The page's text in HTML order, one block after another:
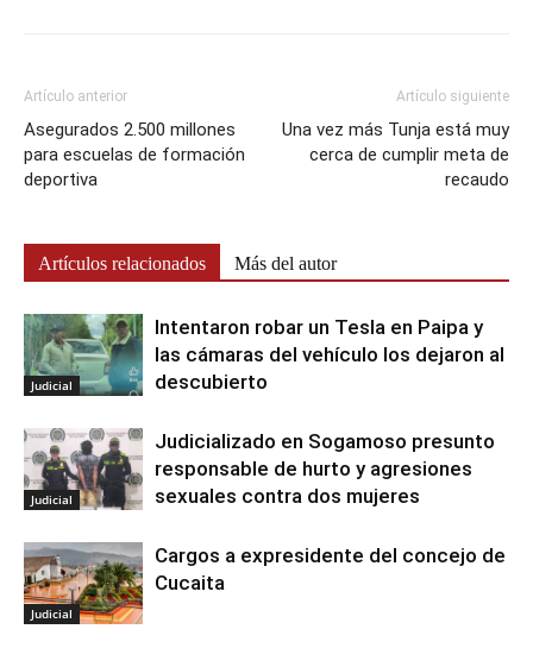
Artículo anterior
Asegurados 2.500 millones
para escuelas de formación
deportiva
Artículo siguiente
Una vez más Tunja está muy
cerca de cumplir meta de
recaudo
Artículos relacionados Más del autor
Judicial
Intentaron robar un Tesla en Paipa y
las cámaras del vehículo los dejaron al
descubierto
Judicial
Judicializado en Sogamoso presunto
responsable de hurto y agresiones
sexuales contra dos mujeres
Judicial
Cargos a expresidente del concejo de
Cucaita